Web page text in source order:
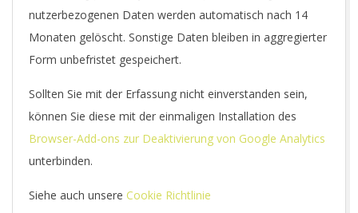
nutzerbezogenen Daten werden automatisch nach 14
Monaten gelöscht. Sonstige Daten bleiben in aggregierter
Form unbefristet gespeichert.
Sollten Sie mit der Erfassung nicht einverstanden sein,
können Sie diese mit der einmaligen Installation des
Browser-Add-ons zur Deaktivierung von Google Analytics
unterbinden.
Siehe auch unsere Cookie Richtlinie